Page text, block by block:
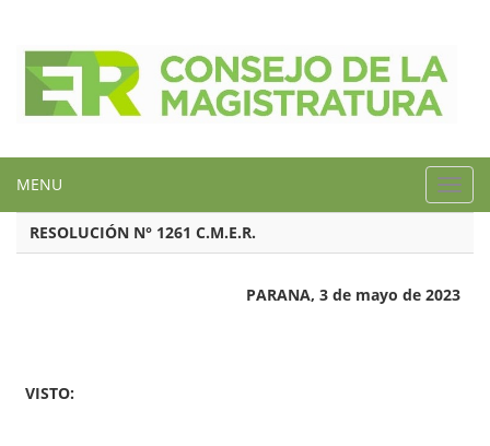
MENU
RESOLUCIÓN N° 1261 C.M.E.R.
PARANA, 3 de mayo de 2023
VISTO: